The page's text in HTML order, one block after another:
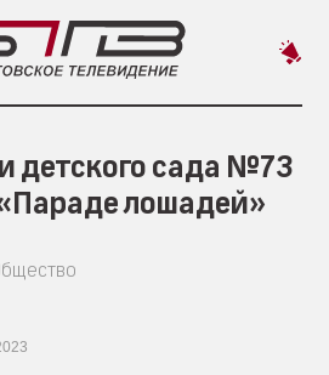
детского сада №73
лошадей»